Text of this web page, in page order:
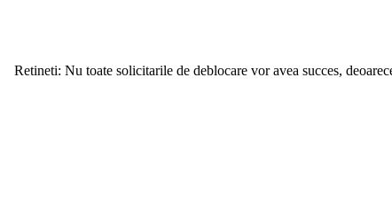
Retineti: Nu toate solicitarile de deblocare vor avea succes,